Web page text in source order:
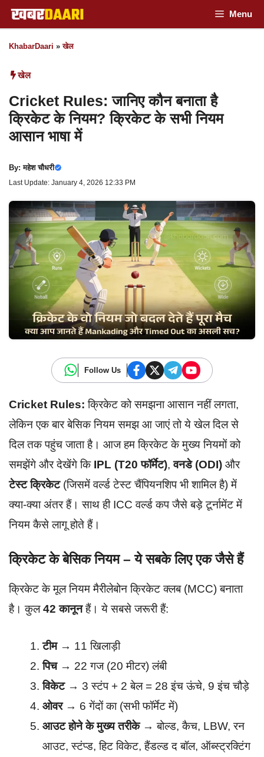
Skip
to
content
Menu
KhabarDaari »खेल
खेल
Cricket Rules: जानिए कौन बनाता है
क्रिकेट के नियम? क्रिकेट के सभी नियम
आसान भाषा में
By:महेश चौधरी
Last Update: January 4, 2026 12:33 PM
Follow Us
Cricket Rules: क्रिकेट को समझना आसान नहीं लगता,
लेकिन एक बार बेसिक नियम समझ आ जाएं तो ये खेल दिल से
दिल तक पहुंच जाता है। आज हम क्रिकेट के मुख्य नियमों को
समझेंगे और देखेंगे कि IPL (T20 फॉर्मेट),वनडे (ODI) और
टेस्ट क्रिकेट(जिसमें वर्ल्ड टेस्ट चैंपियनशिप भी शामिल है) में
क्या-क्या अंतर हैं। साथ ही ICC वर्ल्ड कप जैसे बड़े टूर्नामेंट में
नियम कैसे लागू होते हैं।
क्रिकेट के बेसिक नियम – ये सबके लिए एक जैसे हैं
क्रिकेट के मूल नियम मैरीलेबोन क्रिकेट क्लब (MCC) बनाता
है। कुल42 कानूनहैं। ये सबसे जरूरी हैं:
टीम→ 11 खिलाड़ी
पिच→ 22 गज (20 मीटर) लंबी
विकेट→ 3 स्टंप + 2 बेल = 28 इंच ऊंचे, 9 इंच चौड़े
ओवर→ 6 गेंदों का (सभी फॉर्मेट में)
आउट होने के मुख्य तरीके→ बोल्ड, कैच, LBW, रन
आउट, स्टंप्ड, हिट विकेट, हैंडल्ड द बॉल, ऑब्स्ट्रक्टिंग